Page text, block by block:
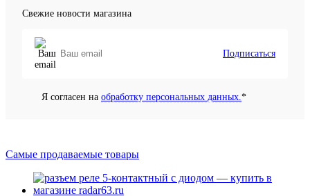
Свежие новости магазина
Подписаться
Я согласен на обработку персональных данных. *
Самые продаваемые товары